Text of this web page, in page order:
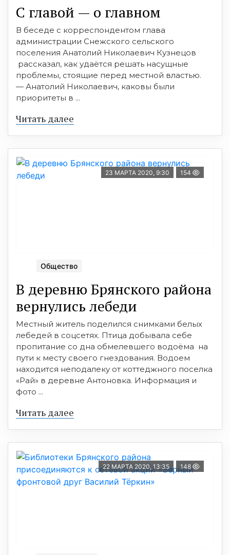
С главой — о главном
В беседе с корреспондентом глава
администрации Снежского сельского
поселения Анатолий Николаевич Кузнецов
рассказал, как удаётся решать насущные
проблемы, стоящие перед местной властью.
— Анатолий Николаевич, каковы были
приоритеты в ...
Читать далее
23 МАРТА 2020, 9:30 154
Общество
В деревню Брянского района
вернулись лебеди
Местный житель поделился снимками белых
лебедей в соцсетях. Птица добывала себе
пропитание со дна обмелевшего водоёма на
пути к месту своего гнездования. Водоем
находится неподалеку от коттеджного поселка
«Рай» в деревне Антоновка. Информация и
фото ...
Читать далее
22 МАРТА 2020, 13:35 148